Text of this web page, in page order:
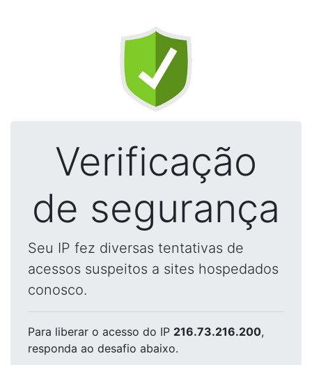
Verificação
de segurança
Seu IP fez diversas tentativas de
acessos suspeitos a sites hospedados
conosco.
Para liberar o acesso do IP 216.73.216.200,
responda ao desafio abaixo.